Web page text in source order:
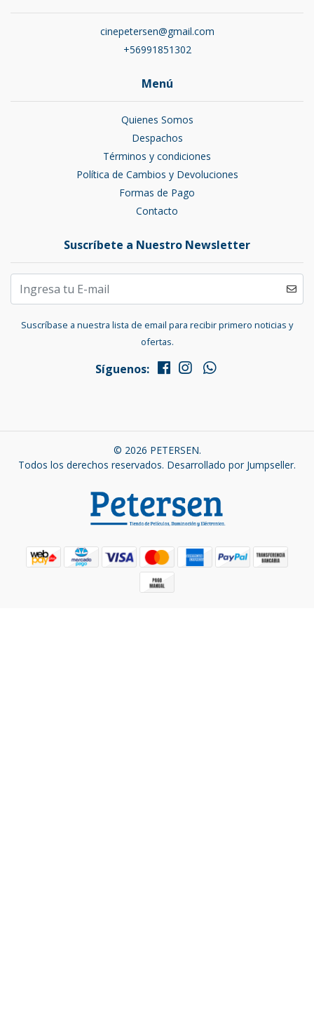
cinepetersen@gmail.com
+56991851302
Menú
Quienes Somos
Despachos
Términos y condiciones
Política de Cambios y Devoluciones
Formas de Pago
Contacto
Suscríbete a Nuestro Newsletter
Suscríbase a nuestra lista de email para recibir primero noticias y
ofertas.
Síguenos:
© 2026 PETERSEN.
Todos los derechos reservados. Desarrollado por Jumpseller.